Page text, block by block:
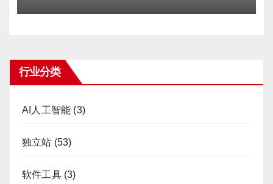
行业分类
AI人工智能 (3)
独立站 (53)
软件工具(3)